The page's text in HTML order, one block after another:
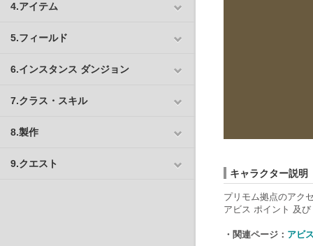
4.アイテム
5.フィールド
6.インスタンス ダンジョン
7.クラス・スキル
8.製作
9.クエスト
キャラクター説明
プリモム拠点のアク
アビス ポイント 及
・関連ページ： アビ